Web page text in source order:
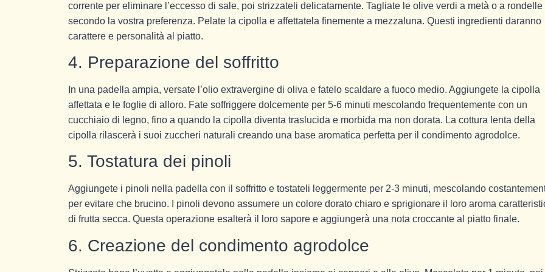
corrente per eliminare l’eccesso di sale, poi strizzateli delicatamente. Tagliate le olive verdi a metà o a rondelle
secondo la vostra preferenza. Pelate la cipolla e affettatela finemente a mezzaluna. Questi ingredienti daranno
carattere e personalità al piatto.
4. Preparazione del soffritto
In una padella ampia, versate l’olio extravergine di oliva e fatelo scaldare a fuoco medio. Aggiungete la cipolla
affettata e le foglie di alloro. Fate soffriggere dolcemente per 5-6 minuti mescolando frequentemente con un
cucchiaio di legno, fino a quando la cipolla diventa traslucida e morbida ma non dorata. La cottura lenta della
cipolla rilascerà i suoi zuccheri naturali creando una base aromatica perfetta per il condimento agrodolce.
5. Tostatura dei pinoli
Aggiungete i pinoli nella padella con il soffritto e tostateli leggermente per 2-3 minuti, mescolando
per evitare che brucino. I pinoli devono assumere un colore dorato chiaro e sprigionare il loro aroma
di frutta secca. Questa operazione esalterà il loro sapore e aggiungerà una nota croccante al piatto finale.
6. Creazione del condimento agrodolce